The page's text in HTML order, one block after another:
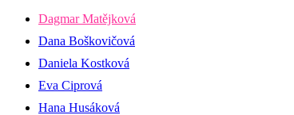
Dagmar Matějková
Dana Boškovičová
Daniela Kostková
Eva Ciprová
Hana Husáková